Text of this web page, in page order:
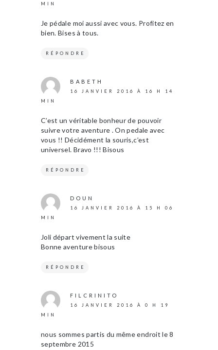
MIN
Je pédale moi aussi avec vous. Profitez en
bien. Bises à tous.
RÉPONDRE
BABETH
16 JANVIER 2016 À 16 H 14
MIN
C’est un véritable bonheur de pouvoir
suivre votre aventure . On pedale avec
vous !! Décidément la souris,c’est
universel. Bravo !!! Bisous
RÉPONDRE
DOUN
16 JANVIER 2016 À 15 H 06
MIN
Joli départ vivement la suite
Bonne aventure bisous
RÉPONDRE
FILCRINITO
16 JANVIER 2016 À 0 H 19
MIN
nous sommes partis du même endroit le 8
septembre 2015